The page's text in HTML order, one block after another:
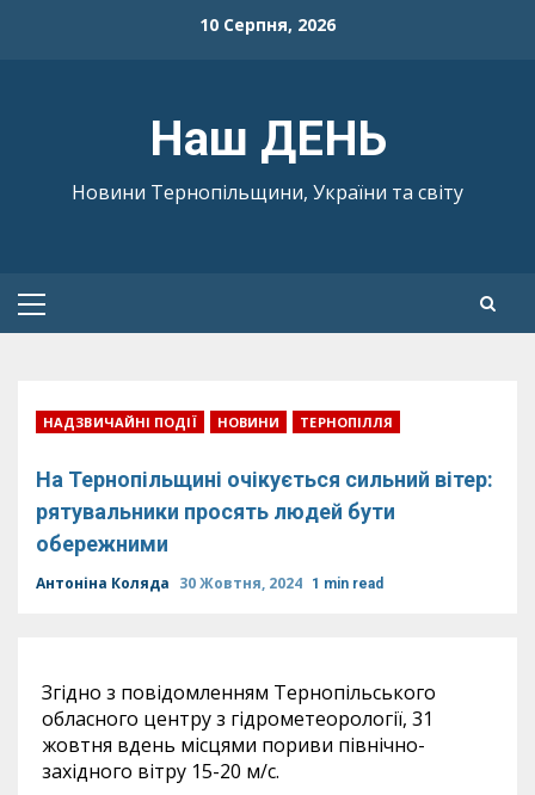
10 Серпня, 2026
Наш ДЕНЬ
Новини Тернопільщини, України та світу
Primary
НАДЗВИЧАЙНІ ПОДІЇ НОВИНИ ТЕРНОПІЛЛЯ
На Тернопільщині очікується сильний вітер:
рятувальники просять людей бути
обережними
Антоніна Коляда 30 Жовтня, 2024 1 min read
Згідно з повідомленням Тернопільського
обласного центру з гідрометеорології, 31
жовтня вдень місцями пориви північно-
західного вітру 15-20 м/с.